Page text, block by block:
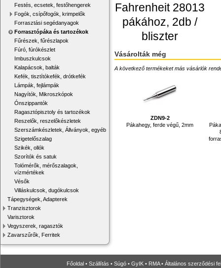
Festés, ecsetek, festőhengerek
Fogók, csípőfogók, krimpelők
Forrasztási segédanyagok
Forrasztópáka és tartozékok
Fűrészek, fűrészlapok
Fúró, fúrókészlet
Imbuszkulcsok
Kalapácsok, balták
Kefék, tisztítókefék, drótkefék
Lámpák, fejlámpák
Nagyítók, Mikroszkópok
Ónszippantók
Ragasztópisztoly és tartozékok
Reszelők, reszelőkészletek
Szerszámkészletek, Állványok, egyéb
Szigetelőszalag
Szikék, ollók
Szorítók és satuk
Tolómérők, mérőszalagok,
vízmértékek
Vésők
Villáskulcsok, dugókulcsok
Tápegységek, Adapterek
Tranzisztorok
Varisztorok
Vegyszerek, ragasztók
Zavarszűrők, Ferritek
Fahrenheit 28013
pákához, 2db /
bliszter
Vásárolták még
A következő termékeket más vásárlók
ZDN9-2
Pákahegy, ferde végű, 2mm
Főoldal • Szállítás • Súgó • GyIK • RMA• Általános szerződési